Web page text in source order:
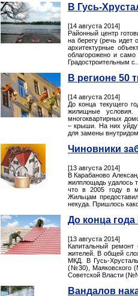
В Гусь-
[14 августа 2014]
Районный центр
на берегу (речь идет
архитектурные
облагорожено и
Градостроительным с..
В регионе 50
[14 августа 2014]
До конца текущего
жилищные условия.
многоквартирных
– крыши. На них
для замены
Чиновники
[13 августа 2014]
В Карабаново
жилплощадь удалось
что в 2005 году в
Жильцам
некуда. Пришлось
До конца
[13 августа 2014]
Капитальный ремонт
жителей. В общей
МКД. В Гусь-
(№30), Маяковского
Советской Власти
Вандалов